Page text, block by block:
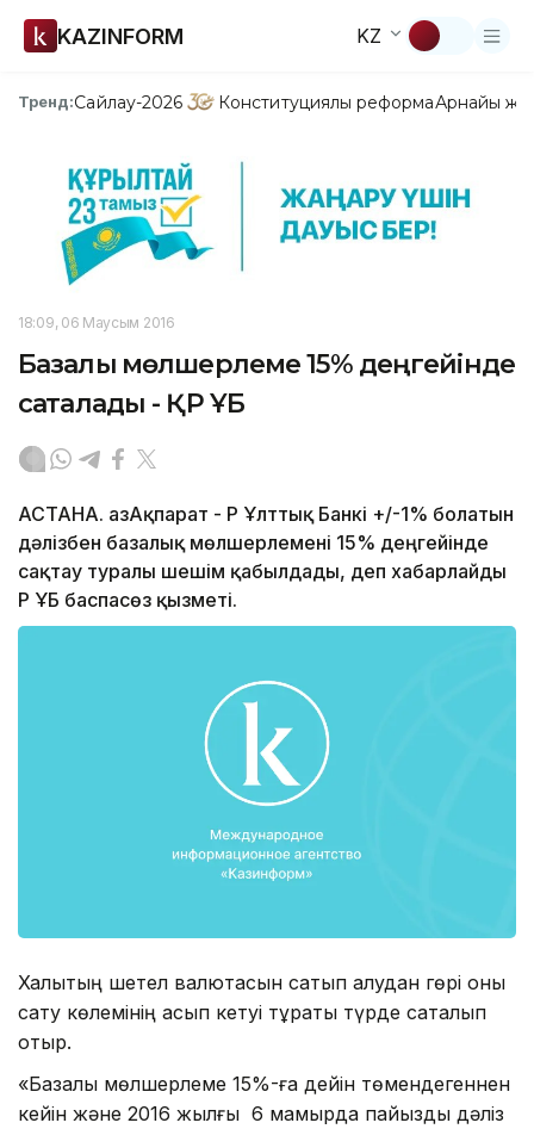
KAZINFORM KZ
Тренд:Сайлау-2026 Конституциялық реформаАрнайы
18:09, 06 Маусым 2016
Базалық мөлшерлеме 15% деңгейінде
сақталады - ҚР ҰБ
АСТАНА. ҚазАқпарат - ҚР Ұлттық Банкі +/-1% болатын
дәлізбен базалық мөлшерлемені 15% деңгейінде
сақтау туралы шешім қабылдады, деп хабарлайды
ҚР ҰБ баспасөз қызметі.
Халықтың шетел валютасын сатып алудан гөрі оны
сату көлемінің асып кетуі тұрақты түрде сақталып
отыр.
«Базалық мөлшерлеме 15%-ға дейін төмендегеннен
кейін және 2016 жылғы 6 мамырда пайыздық дәліз